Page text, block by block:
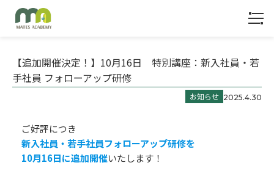
【追加開催決定！】10月16日 特別講座：新入社員・若
手社員 フォローアップ研修
お知らせ 2025.4.30
ご好評につき
新入社員・若手社員フォローアップ研修を
10月16日に追加開催いたします！